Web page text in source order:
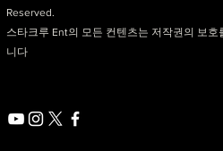
Reserved.
스타크루 Ent의 모든 컨텐츠는 저작권의 보호
니다